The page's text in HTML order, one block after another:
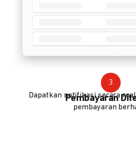
3
Pembayaran
Dapatkan notifikasi secara
pembayaran